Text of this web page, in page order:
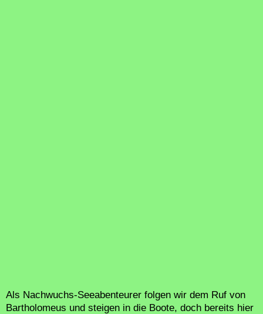
Als Nachwuchs-Seeabenteurer folgen wir dem Ruf von
Bartholomeus und steigen in die Boote, doch bereits hier